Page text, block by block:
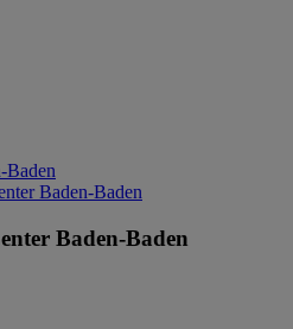
Baden
Baden-Baden
Baden-Baden